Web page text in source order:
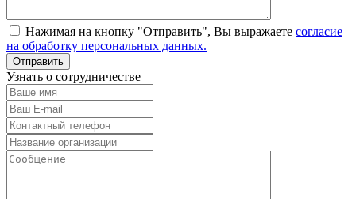
Нажимая на кнопку "Отправить", Вы выражаете согласие
на обработку персональных данных.
Узнать о сотрудничестве